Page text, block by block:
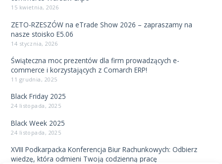
15 kwietnia, 2026
ZETO-RZESZÓW na eTrade Show 2026 – zapraszamy na
nasze stoisko E5.06
14 stycznia, 2026
Świąteczna moc prezentów dla firm prowadzących e-
commerce i korzystających z Comarch ERP!
11 grudnia, 2025
Black Friday 2025
24 listopada, 2025
Black Week 2025
24 listopada, 2025
XVIII Podkarpacka Konferencja Biur Rachunkowych: Odbierz
wiedzę, która odmieni Twoją codzienną pracę